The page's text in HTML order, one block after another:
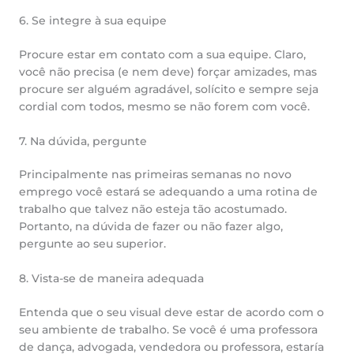
6. Se integre à sua equipe
Procure estar em contato com a sua equipe. Claro,
você não precisa (e nem deve) forçar amizades, mas
procure ser alguém agradável, solícito e sempre seja
cordial com todos, mesmo se não forem com você.
7. Na dúvida, pergunte
Principalmente nas primeiras semanas no novo
emprego você estará se adequando a uma rotina de
trabalho que talvez não esteja tão acostumado.
Portanto, na dúvida de fazer ou não fazer algo,
pergunte ao seu superior.
8. Vista-se de maneira adequada
Entenda que o seu visual deve estar de acordo com o
seu ambiente de trabalho. Se você é uma professora
de dança, advogada, vendedora ou professora, estaría